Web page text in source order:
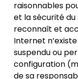
raisonnables
et la sécurité du
reconnaît et
Internet
suspendu ou
configuration
de sa